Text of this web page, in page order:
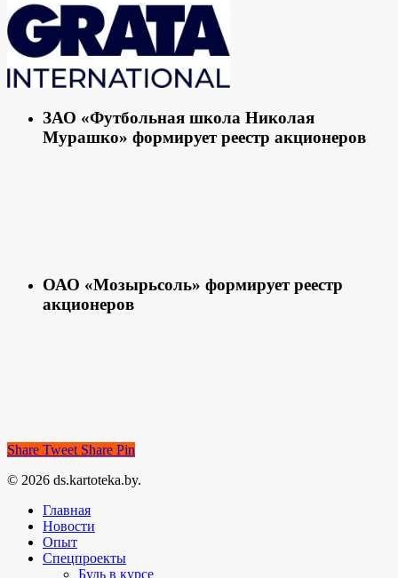
ЗАО «Футбольная школа Николая
Мурашко» формирует реестр акционеров
ОАО «Мозырьсоль» формирует реестр
акционеров
Share Tweet Share Pin
© 2026 ds.kartoteka.by.
Главная
Новости
Опыт
Спецпроекты
Будь в курсе